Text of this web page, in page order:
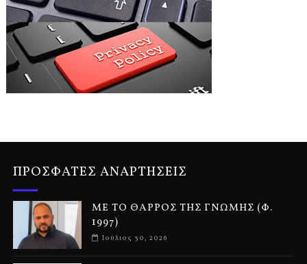
ΠΡΟΣΦΑΤΕΣ ΑΝΑΡΤΗΣΕΙΣ
ΜΕ ΤΟ ΘΑΡΡΟΣ ΤΗΣ ΓΝΩΜΗΣ (Φ.
1997)
Ιούλιος 30, 2026